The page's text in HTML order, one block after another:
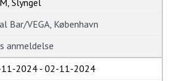
Slyngel
Bar/VEGA, København
anmeldelse
2024 -02-11-2024